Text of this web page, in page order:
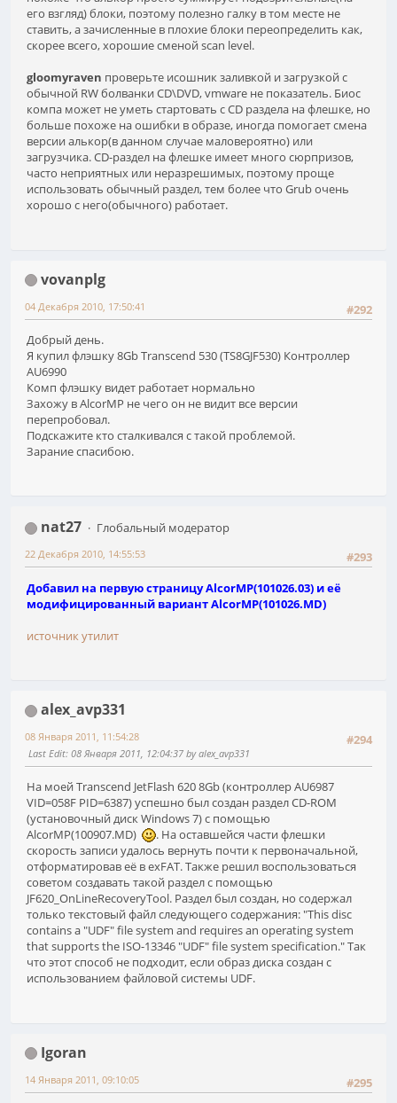
его взгляд) блоки, поэтому полезно галку в том месте не
ставить, а зачисленные в плохие блоки переопределить как,
скорее всего, хорошие сменой scan level.
gloomyraven проверьте исошник заливкой и загрузкой с
обычной RW болванки CD\DVD, vmware не показатель. Биос
компа может не уметь стартовать с CD раздела на флешке, но
больше похоже на ошибки в образе, иногда помогает смена
версии алькор(в данном случае маловероятно) или
загрузчика. CD-раздел на флешке имеет много сюрпризов,
часто неприятных или неразрешимых, поэтому проще
использовать обычный раздел, тем более что Grub очень
хорошо с него(обычного) работает.
vovanplg
#292
04 Декабря 2010, 17:50:41
Добрый день.
Я купил флэшку 8Gb Transcend 530 (TS8GJF530) Контроллер
AU6990
Комп флэшку видет работает нормально
Захожу в AlcorMP не чего он не видит все версии
перепробовал.
Подскажите кто сталкивался с такой проблемой.
Зарание спасибою.
nat27
Глобальный модератор
#293
22 Декабря 2010, 14:55:53
Добавил на первую страницуAlcorMP(101026.03) и её
модифицированный вариант AlcorMP(101026.MD)
источник утилит
alex_avp331
#294
08 Января 2011, 11:54:28
Last Edit: 08 Января 2011, 12:04:37 by alex_avp331
На моей Transcend JetFlash 620 8Gb (контроллер AU6987
VID=058F PID=6387) успешно был создан раздел CD-ROM
(установочный диск Windows 7) с помощью
AlcorMP(100907.MD)
. На оставшейся части флешки
скорость записи удалось вернуть почти к первоначальной,
отформатировав её в exFAT. Также решил воспользоваться
советом создавать такой раздел с помощью
JF620_OnLineRecoveryTool. Раздел был создан, но содержал
только текстовый файл следующего содержания: "This disc
contains a "UDF" file system and requires an operating system
that supports the ISO-13346 "UDF" file system specification." Так
что этот способ не подходит, если образ диска создан с
использованием файловой системы UDF.
Igoran
#295
14 Января 2011, 09:10:05